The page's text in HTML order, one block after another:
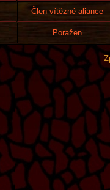
Člen vítězné aliance
Poražen